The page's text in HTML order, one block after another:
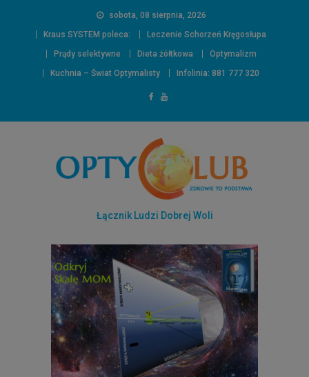
sobota, 08 sierpnia, 2026
Kraus SYSTEM poleca:
Leczenie Schorzeń Kręgosłupa
Prądy selektywne
Dieta żółtkowa
Optymalizm
Kuchnia – Świat Optymalisty
Infolinia: 881 777 320
Łącznik Ludzi Dobrej Woli